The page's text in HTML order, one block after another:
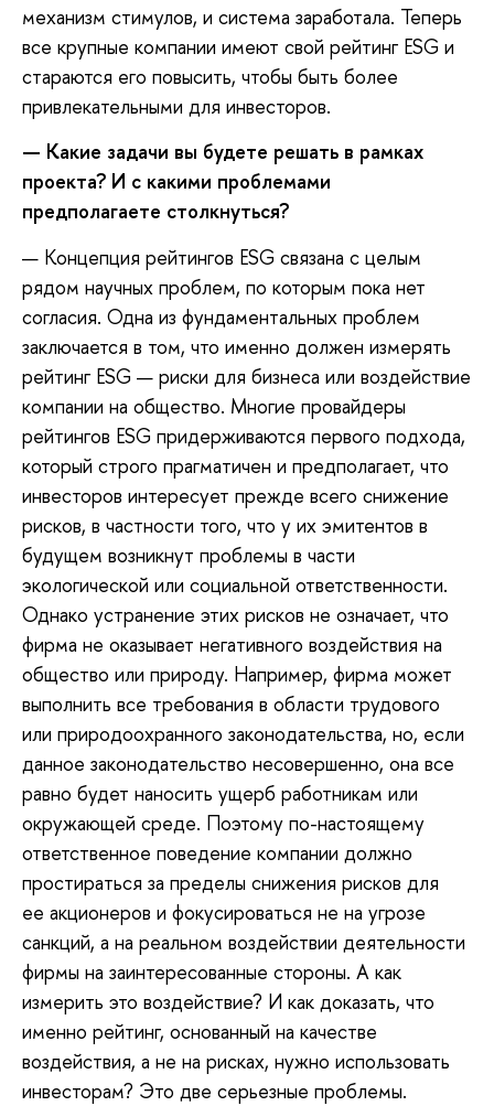
механизм стимулов, и система заработала. Теперь
все крупные компании имеют свой рейтинг ESG и
стараются его повысить, чтобы быть более
привлекательными для инвесторов.
— Какие задачи вы будете решать в рамках
проекта? И с какими проблемами
предполагаете столкнуться?
— Концепция рейтингов ESG связана с целым
рядом научных проблем, по которым пока нет
согласия. Одна из фундаментальных проблем
заключается в том, что именно должен измерять
рейтинг ESG — риски для бизнеса или воздействие
компании на общество. Многие провайдеры
рейтингов ESG придерживаются первого подхода,
который строго прагматичен и предполагает, что
инвесторов интересует прежде всего снижение
рисков, в частности того, что у их эмитентов в
будущем возникнут проблемы в части
экологической или социальной ответственности.
Однако устранение этих рисков не означает, что
фирма не оказывает негативного воздействия на
общество или природу. Например, фирма может
выполнить все требования в области трудового
или природоохранного законодательства, но, если
данное законодательство несовершенно, она все
равно будет наносить ущерб работникам или
окружающей среде. Поэтому по-настоящему
ответственное поведение компании должно
простираться за пределы снижения рисков для
ее акционеров и фокусироваться не на угрозе
санкций, а на реальном воздействии деятельности
фирмы на заинтересованные стороны. А как
измерить это воздействие? И как доказать, что
именно рейтинг, основанный на качестве
воздействия, а не на рисках, нужно использовать
инвесторам? Это две серьезные проблемы.